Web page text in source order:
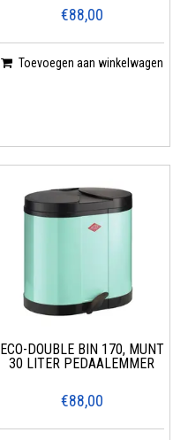
€88,00
Toevoegen aan winkelwagen
ECO-DOUBLE BIN 170, MUNT
30 LITER PEDAALEMMER
€88,00